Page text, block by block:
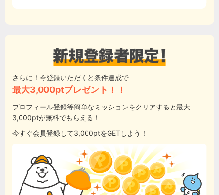
さらに！今登録いただくと条件達成で
最大3,000ptプレゼント！！
プロフィール登録等簡単なミッションをクリアすると最大
3,000ptが無料でもらえる！
今すぐ会員登録して3,000ptをGETしよう！